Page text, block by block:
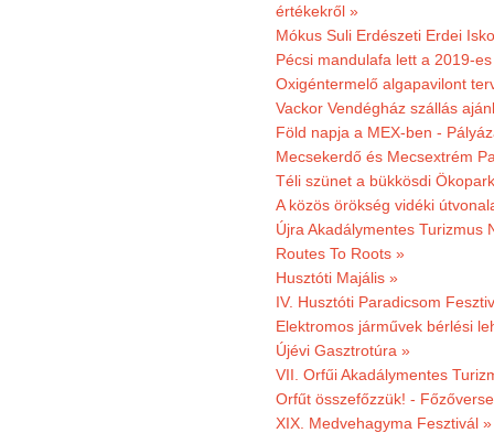
értékekről »
Mókus Suli Erdészeti Erdei
Pécsi mandulafa lett a 2019-
Oxigéntermelő algapavilont
Vackor Vendégház szállás
Föld napja a MEX-ben -
Mecsekerdő és Mecsextrém
Téli szünet a bükkösdi
A közös örökség vidéki
Újra Akadálymentes Turizmus
Routes To Roots »
Husztóti Majális »
IV. Husztóti Paradicsom
Elektromos járművek bérlési
Újévi Gasztrotúra »
VII. Orfűi Akadálymentes
Orfűt összefőzzük! -
XIX. Medvehagyma Fesztivál »